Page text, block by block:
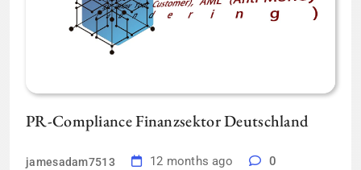
PR-Compliance Finanzsektor Deutschland
jamesadam7513 12 months ago 0